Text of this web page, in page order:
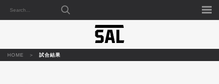
HOME 試合結果